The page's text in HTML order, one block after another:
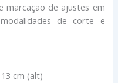
marcação de ajustes em
de corte e
cm (alt)